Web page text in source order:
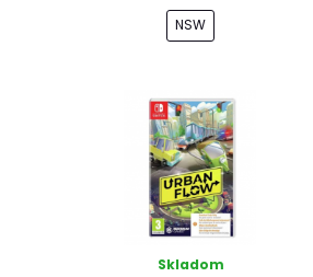
NSW
Skladom